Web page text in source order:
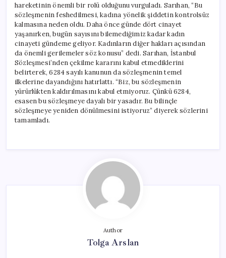
hareketinin önemli bir rolü olduğunu vurguladı. Sarıhan, “Bu
sözleşmenin feshedilmesi, kadına yönelik şiddetin kontrolsüz
kalmasına neden oldu. Daha önce günde dört cinayet
yaşanırken, bugün sayısını bilemediğimiz kadar kadın
cinayeti gündeme geliyor. Kadınların diğer hakları açısından
da önemli gerilemeler söz konusu” dedi. Sarıhan, İstanbul
Sözleşmesi’nden çekilme kararını kabul etmediklerini
belirterek, 6284 sayılı kanunun da sözleşmenin temel
ilkelerine dayandığını hatırlattı. “Biz, bu sözleşmenin
yürürlükten kaldırılmasını kabul etmiyoruz. Çünkü 6284,
esasen bu sözleşmeye dayalı bir yasadır. Bu bilinçle
sözleşmeye yeniden dönülmesini istiyoruz” diyerek sözlerini
tamamladı.
Author
Tolga Arslan